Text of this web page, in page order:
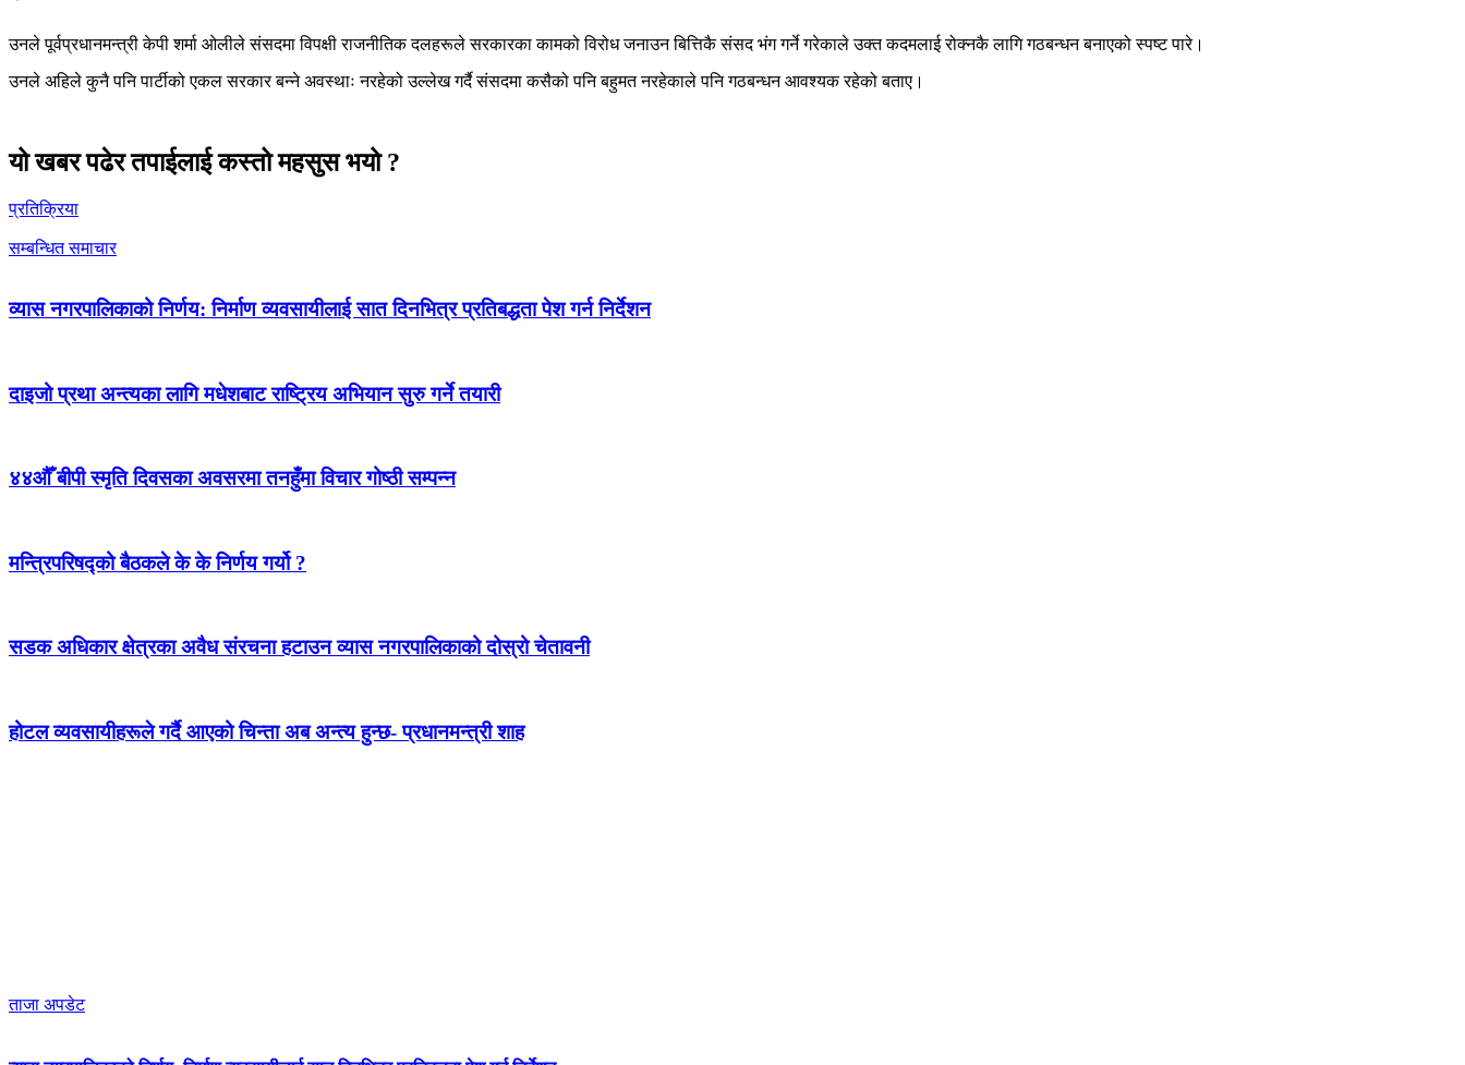
उनले पूर्वप्रधानमन्त्री केपी शर्मा ओलीले संसदमा विपक्षी राजनीतिक दलहरूले सरकारका कामको विरोध जनाउन बित्तिकै संसद भंग गर्ने गरेकाले उक्त कदमलाई रोक्नकै लागि गठबन्धन बनाएको स्पष्ट पारे।
उनले अहिले कुनै पनि पार्टीको एकल सरकार बन्ने अवस्थाः नरहेको उल्लेख गर्दै संसदमा कसैको पनि बहुमत नरहेकाले पनि गठबन्धन आवश्यक रहेको बताए।
यो खबर पढेर तपाईलाई कस्तो महसुस भयो ?
प्रतिक्रिया
सम्बन्धित समाचार
व्यास नगरपालिकाको निर्णय: निर्माण व्यवसायीलाई सात दिनभित्र प्रतिबद्धता पेश गर्न निर्देशन
दाइजो प्रथा अन्त्यका लागि मधेशबाट राष्ट्रिय अभियान सुरु गर्ने तयारी
४४औँ बीपी स्मृति दिवसका अवसरमा तनहुँमा विचार गोष्ठी सम्पन्न
मन्त्रिपरिषद्को बैठकले के के निर्णय गर्यो ?
सडक अधिकार क्षेत्रका अवैध संरचना हटाउन व्यास नगरपालिकाको दोस्रो चेतावनी
होटल व्यवसायीहरूले गर्दै आएको चिन्ता अब अन्त्य हुन्छ- प्रधानमन्त्री शाह
ताजा अपडेट